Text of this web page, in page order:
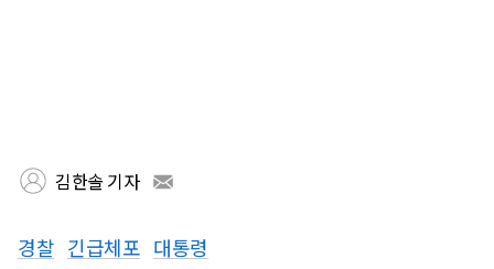
김한솔 기자
경찰 긴급체포 대통령